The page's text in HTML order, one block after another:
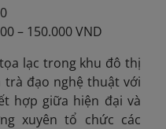
– 150.000 VND
lạc trong khu đô thị
trà đạo nghệ thuật với
hợp giữa hiện đại và
xuyên tổ chức các